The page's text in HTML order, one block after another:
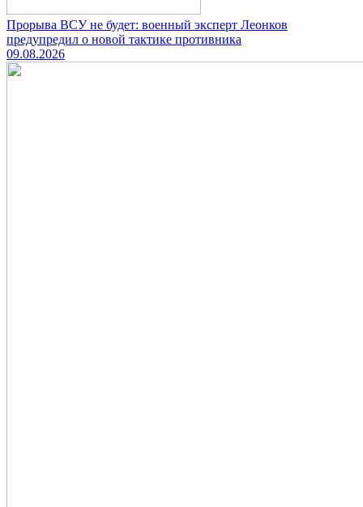
Прорыва ВСУ не будет: военный эксперт Леонков
предупредил о новой тактике противника
09.08.2026